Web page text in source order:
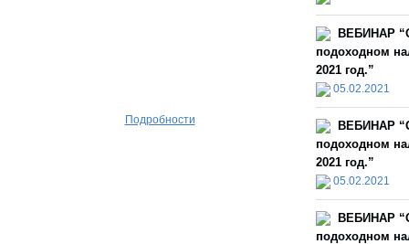
Подробности
ВЕБИНАР
подоходном
2021 год.”
05.02.2021
ВЕБИНАР
подоходном
2021 год.”
05.02.2021
ВЕБИНАР
подоходном